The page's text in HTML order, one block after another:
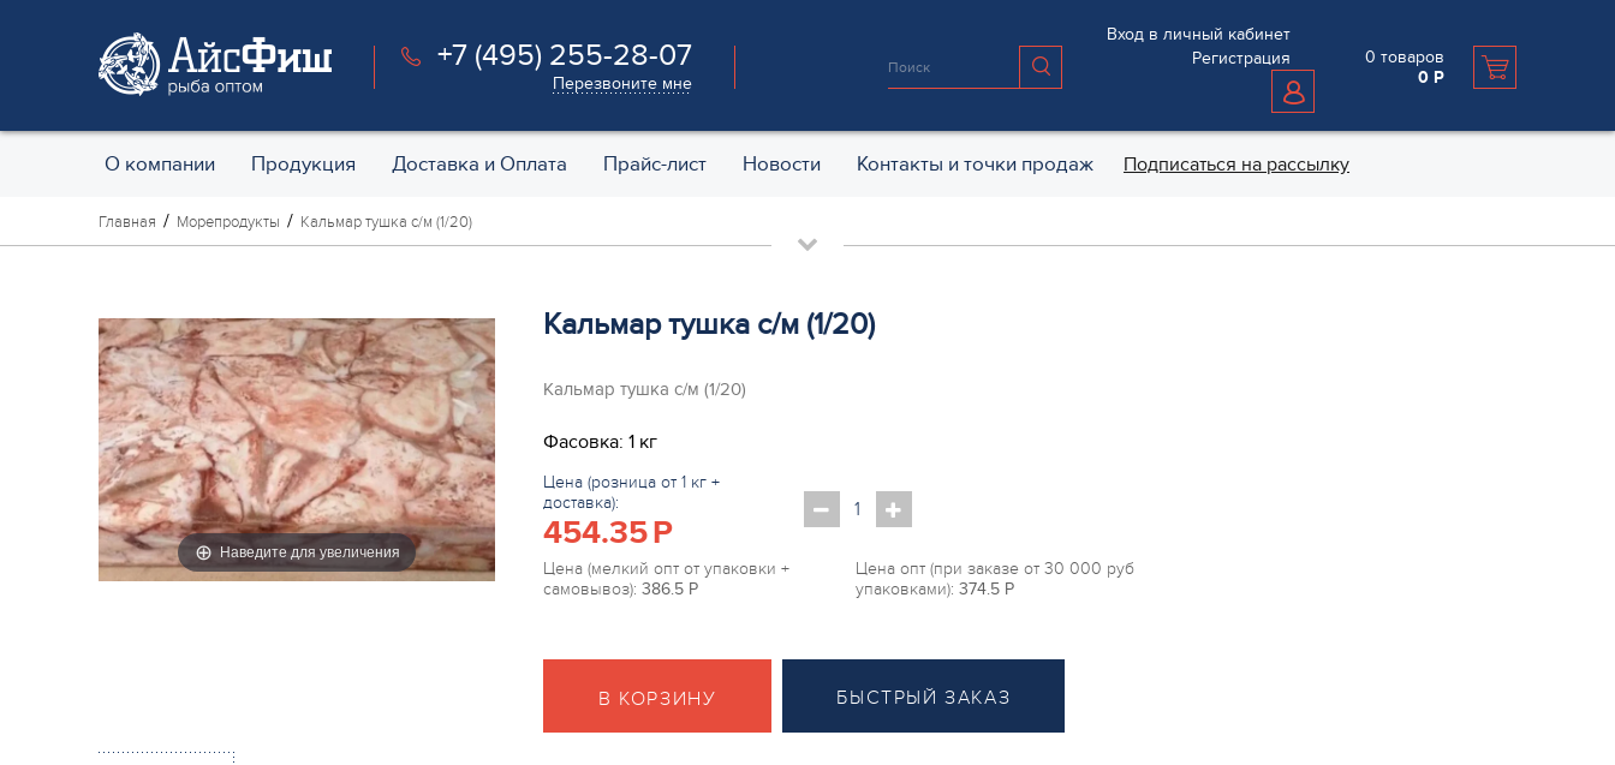
+7 (495) 255-28-07
Перезвоните мне
Вход в личный кабинет
Регистрация
0 товаров
0 Р
О компании Продукция Доставка и Оплата Прайс-лист Новости Контакты и точки продаж Подписаться на рассылку
Главная Морепродукты Кальмар тушка с/м (1/20)
Наведите для увеличения
Кальмар тушка с/м (1/20)
Кальмар тушка с/м (1/20)
Фасовка: 1 кг
Цена (розница от 1 кг +
доставка):
454.35P
Цена (мелкий опт от упаковки +
самовывоз): 386.5 P
Цена опт (при заказе от 30 000 руб
упаковками): 374.5 P
В КОРЗИНУ БЫСТРЫЙ ЗАКАЗ